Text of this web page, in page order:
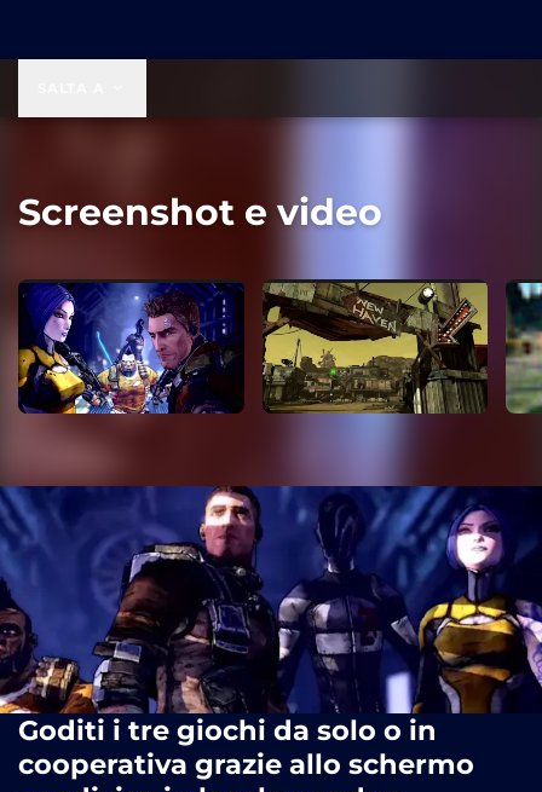
Screenshot e video
Goditi i tre giochi da solo o in
cooperativa grazie allo schermo